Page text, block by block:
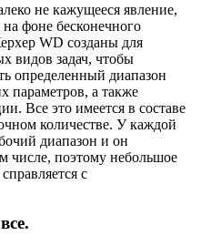
не кажущееся явление,
фоне бесконечного
WD созданы для
видов задач, чтобы
определенный диапазон
параметров, а также
Все это имеется в составе
количестве. У каждой
диапазон и он
числе, поэтому небольшое
с